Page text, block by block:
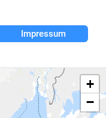
Impressum
+
−